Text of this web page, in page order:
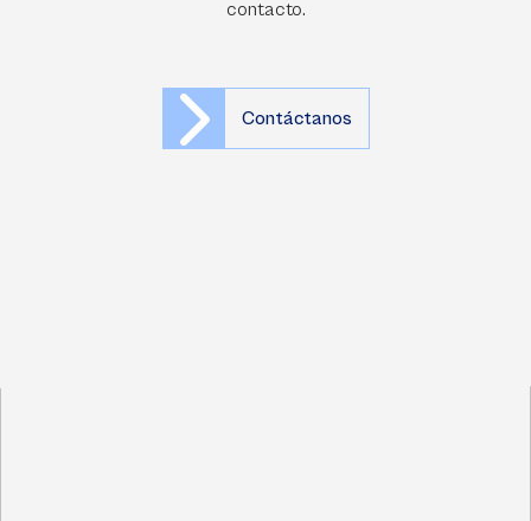
contacto.
Contáctanos